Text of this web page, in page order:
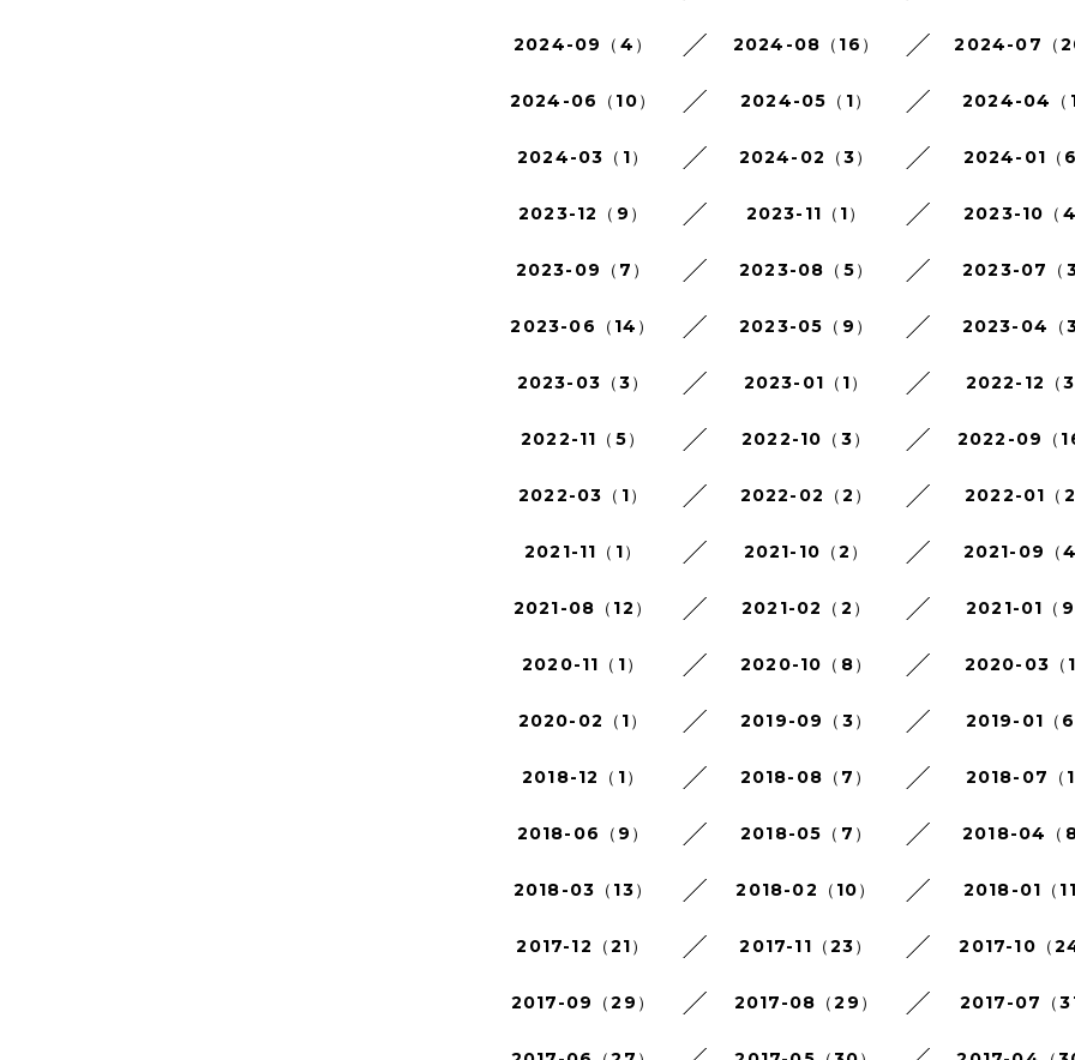
2024-09（4） 2024-08（16） 2024-07（
2024-06（10） 2024-05（1） 2024-04（1
2024-03（1） 2024-02（3） 2024-01（6
2023-12（9） 2023-11（1） 2023-10（4
2023-09（7） 2023-08（5） 2023-07（3
2023-06（14） 2023-05（9） 2023-04（3
2023-03（3） 2023-01（1） 2022-12（3
2022-11（5） 2022-10（3） 2022-09（16
2022-03（1） 2022-02（2） 2022-01（2
2021-11（1） 2021-10（2） 2021-09（4
2021-08（12） 2021-02（2） 2021-01（9
2020-11（1） 2020-10（8） 2020-03（1
2020-02（1） 2019-09（3） 2019-01（6
2018-12（1） 2018-08（7） 2018-07（1
2018-06（9） 2018-05（7） 2018-04（8
2018-03（13） 2018-02（10） 2018-01（11
2017-12（21） 2017-11（23） 2017-10（24
2017-09（29） 2017-08（29） 2017-07（31